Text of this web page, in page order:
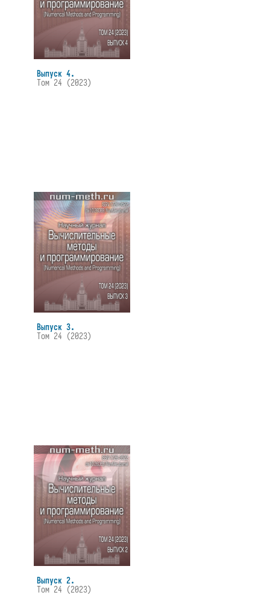
Выпуск 4.
Том 24 (2023)
Выпуск 3.
Том 24 (2023)
Выпуск 2.
Том 24 (2023)